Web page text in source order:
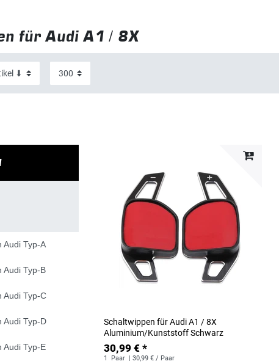
für Audi A1 / 8X
Audi Typ-A
Audi Typ-B
Audi Typ-C
Audi Typ-D
Audi Typ-E
Schaltwippen für Audi A1 / 8X
Aluminium/Kunststoff Schwarz
30,99 € *
1 Paar
| 30,99 € / Paar